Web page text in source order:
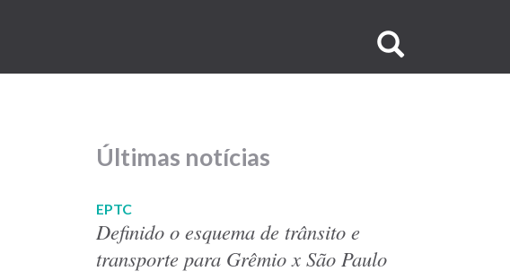
no
Últimas notícias
EPTC
Definido o esquema de trânsito e
transporte para Grêmio x São Paulo